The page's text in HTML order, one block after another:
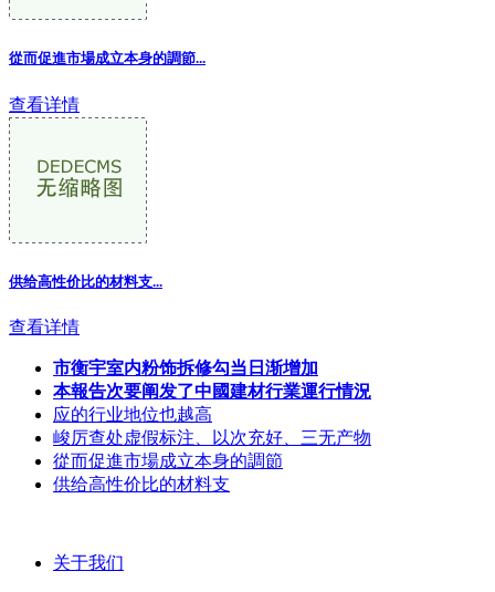
從而促進市場成立本身的調節...
查看详情
供给高性价比的材料支...
查看详情
市衡宇室内粉饰拆修勾当日渐增加
本報告次要阐发了中國建材行業運行情況
应的行业地位也越高
峻厉查处虚假标注、以次充好、三无产物
從而促進市場成立本身的調節
供给高性价比的材料支
关于我们